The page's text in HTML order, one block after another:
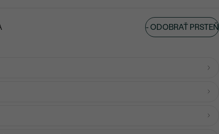
-ODOBRAŤ PRSTEŇ